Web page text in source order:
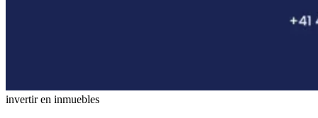
invertir en inmuebles